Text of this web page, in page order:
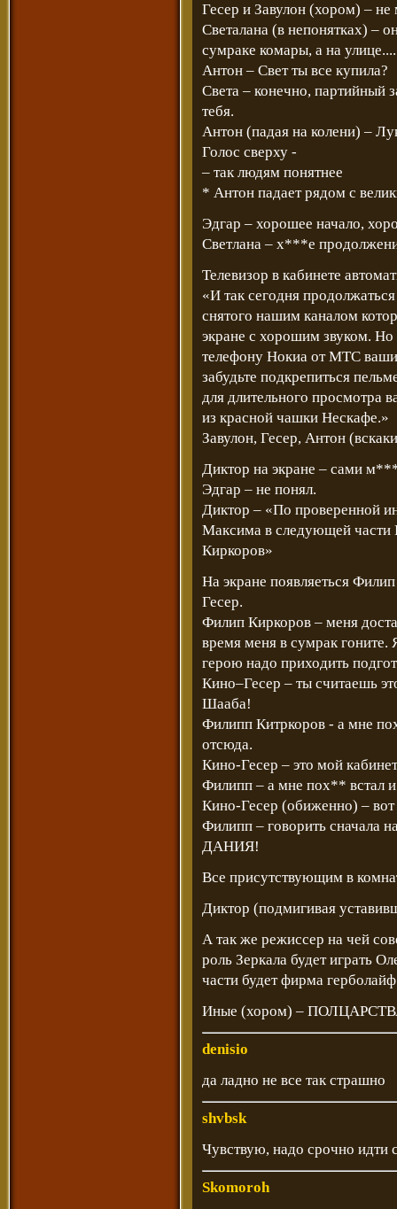
Гесер и Завулон (хором) –
Светалана (в непонятках) –
сумраке комары, а на
Антон – Свет ты все купила?
Света – конечно, партийный
тебя.
Антон (падая на колени) –
Голос сверху -
– так людям понятнее
* Антон падает рядом с
Эдгар – хорошее начало,
Светлана – х***е
Телевизор в кабинете
«И так сегодня
снятого нашим каналом
экране с хорошим звуком. Но
телефону Нокиа от МТС
забудьте подкрепиться
для длительного просмотра
из красной чашки Нескафе.»
Завулон, Гесер, Антон
Диктор на экране – сами
Эдгар – не понял.
Диктор – «По проверенной
Максима в следующей части
Киркоров»
На экране появляеться
Гесер.
Филип Киркоров – меня
время меня в сумрак
герою надо приходить
Кино–Гесер – ты считаешь
Шааба!
Филипп Китркоров - а мне
отсюда.
Кино-Гесер – это мой
Филипп – а мне пох** встал
Кино-Гесер (обиженно) – вот
Филипп – говорить сначала
ДАНИЯ!
Все присутствующим в
Диктор (подмигивая
А так же режиссер на чей
роль Зеркала будет играть
части будет фирма
Иные (хором) –
denisio
да ладно не все так страшно
shvbsk
Чувствую, надо срочно идти
Skomoroh